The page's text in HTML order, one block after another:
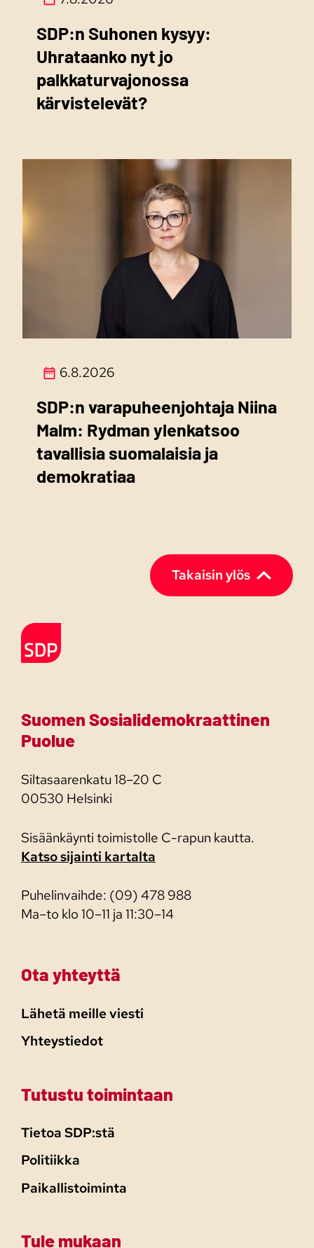
SDP:n Suhonen kysyy:
Uhrataanko nyt jo
palkkaturvajonossa
kärvistelevät?
6.8.2026
SDP:n varapuheenjohtaja Niina
Malm: Rydman ylenkatsoo
tavallisia suomalaisia ja
demokratiaa
Takaisin ylös
Etusivulle
Suomen Sosialidemokraattinen
Puolue
Siltasaarenkatu 18–20 C
00530 Helsinki
Sisäänkäynti toimistolle C-rapun kautta.
Katso sijainti kartalta
Puhelinvaihde: (09) 478 988
Ma–to klo 10–11 ja 11:30–14
Ota yhteyttä
Lähetä meille viesti
Yhteystiedot
Tutustu toimintaan
Tietoa SDP:stä
Politiikka
Paikallistoiminta
Tule mukaan